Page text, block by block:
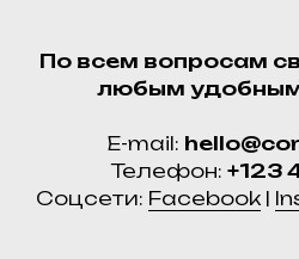
По всем вопросам
любым
E-mail:
Телефон: +123
Соцсети: Facebook|